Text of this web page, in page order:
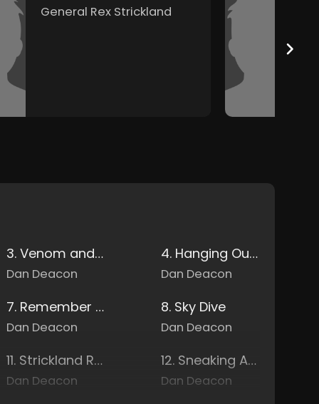
General Rex Strickland
3. Venom and Eddie at the River
Dan Deacon
4. Hanging Out at the Waterfall
Dan Deacon
7. Remember Me
Dan Deacon
8. Sky Dive
Dan Deacon
11. Strickland Reprimands Payne
Dan Deacon
12. Sneaking Around
Dan Deacon